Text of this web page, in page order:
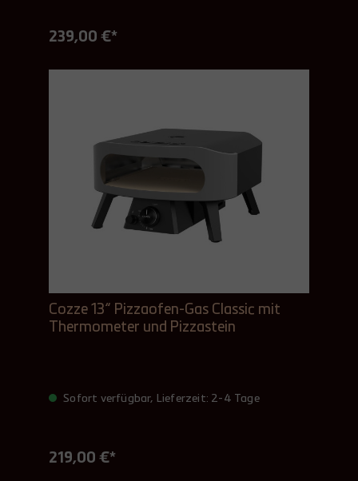
239,00 €*
Cozze 13“ Pizzaofen-Gas Classic mit
Thermometer und Pizzastein
Sofort verfügbar, Lieferzeit: 2-4 Tage
219,00 €*